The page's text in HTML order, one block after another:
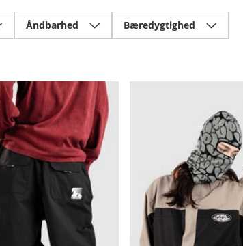
Åndbarhed Bæredygtighed